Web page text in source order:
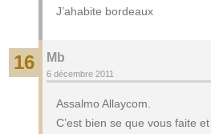
J’ahabite bordeaux
16 Mb
6 décembre 2011
Assalmo Allaycom.
C’est bien se que vous faite